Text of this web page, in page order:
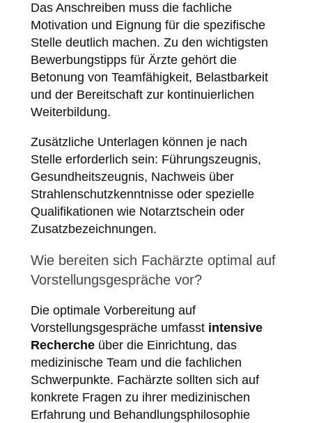
Das Anschreiben muss die fachliche
Motivation und Eignung für die spezifische
Stelle deutlich machen. Zu den wichtigsten
Bewerbungstipps für Ärzte gehört die
Betonung von Teamfähigkeit, Belastbarkeit
und der Bereitschaft zur kontinuierlichen
Weiterbildung.
Zusätzliche Unterlagen können je nach
Stelle erforderlich sein: Führungszeugnis,
Gesundheitszeugnis, Nachweis über
Strahlenschutzkenntnisse oder spezielle
Qualifikationen wie Notarztschein oder
Zusatzbezeichnungen.
Wie bereiten sich Fachärzte optimal auf
Vorstellungsgespräche vor?
Die optimale Vorbereitung auf
Vorstellungsgespräche umfasst intensive
Rechercheüber die Einrichtung, das
medizinische Team und die fachlichen
Schwerpunkte. Fachärzte sollten sich auf
konkrete Fragen zu ihrer medizinischen
Erfahrung und Behandlungsphilosophie